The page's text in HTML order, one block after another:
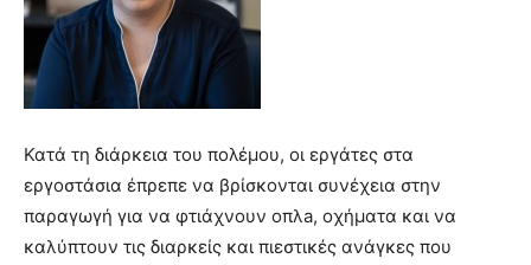
Κατά τη διάρκεια του πολέμου, οι εργάτες στα
εργοστάσια έπρεπε να βρίσκονται συνέχεια στην
παραγωγή για να φτιάχνουν oπλa, οχήματα και να
καλύπτουν τις διαρκείς και πιεστικές ανάγκες που